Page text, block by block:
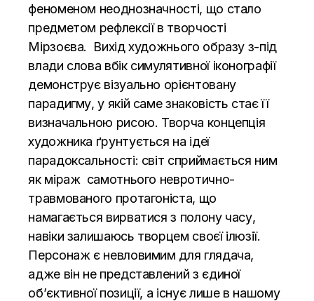
феноменом неоднозначності, що стало
предметом рефлексії в творчості
Мірзоєва. Вихід художнього образу з-під
влади слова вбік симулятивної іконографії
демонструє візуально орієнтовану
парадигму, у якій саме знаковість стає її
визначальною рисою. Творча концепція
художника ґрунтується на ідеї
парадоксальності: світ сприймається ним
як міраж самотнього невротично-
травмованого протагоніста, що
намагається вирватися з полону часу,
навіки залишаюсь творцем своєї ілюзії.
Персонаж є невловимим для глядача,
адже він не представлений з єдиної
об’єктивної позиції, а існує лише в нашому